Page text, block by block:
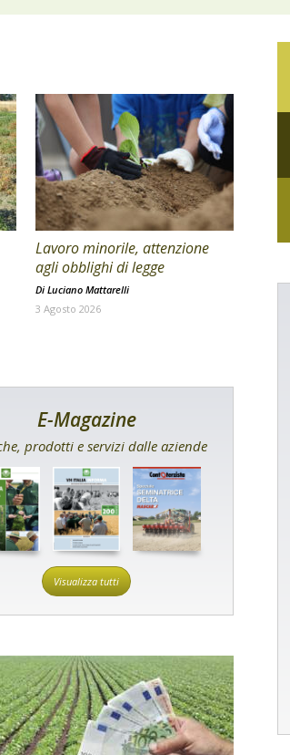
Lavoro minorile, attenzione
agli obblighi di legge
Di Luciano Mattarelli
3 Agosto 2026
E-Magazine
prodotti e servizi dalle aziende
Visualizza tutti